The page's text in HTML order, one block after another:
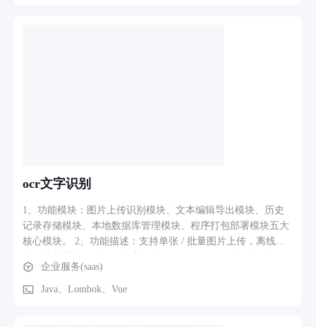
ocr文字识别
1、功能模块：图片上传识别模块、文本编辑导出模块、历史
记录存储模块、本地数据库管理模块、程序打包部署模块五大
核心模块。 2、功能描述：支持单张 / 批量图片上传，离线完
自动存入本地 H2 数据库，支持检索、删除、导出 TXT 文档；
项目可打包为独立 exe 程序，无需联网、无需额外配置环境，
企业服务(saas)
Java、Lombok、Vue